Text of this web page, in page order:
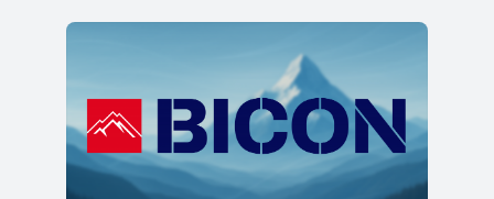
Austausch so spannend […]